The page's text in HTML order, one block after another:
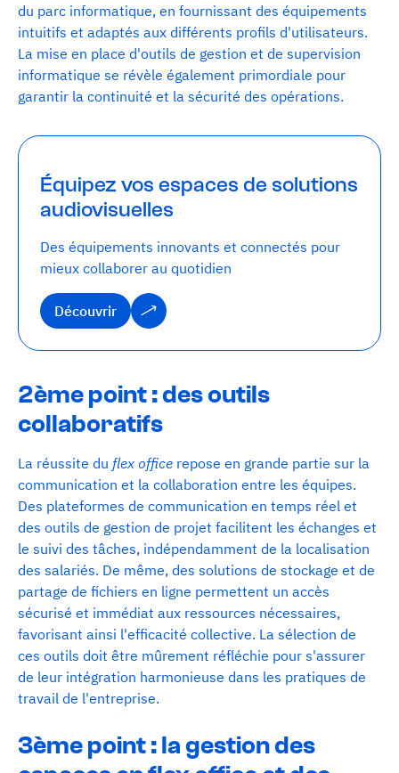
du parc informatique, en fournissant des équipements
intuitifs et adaptés aux différents profils d'utilisateurs.
La mise en place d'outils de gestion et de supervision
informatique se révèle également primordiale pour
garantir la continuité et la sécurité des opérations.
Équipez vos espaces de solutions
audiovisuelles
Des équipements innovants et connectés pour
mieux collaborer au quotidien
Découvrir
Découvrir
2ème point : des outils
collaboratifs
La réussite du flex office repose en grande partie sur la
communication et la collaboration entre les équipes.
Des plateformes de communication en temps réel et
des outils de gestion de projet facilitent les échanges et
le suivi des tâches, indépendamment de la localisation
des salariés. De même, des solutions de stockage et de
partage de fichiers en ligne permettent un accès
sécurisé et immédiat aux ressources nécessaires,
favorisant ainsi l'efficacité collective. La sélection de
ces outils doit être mûrement réfléchie pour s'assurer
de leur intégration harmonieuse dans les pratiques de
travail de l'entreprise.
3ème point : la gestion des